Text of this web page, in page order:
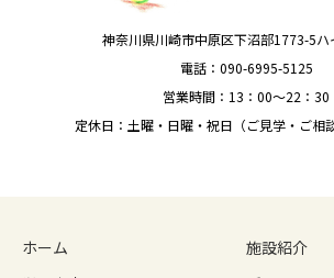
神奈川県川崎市中原区下沼部1773-5ハ
電話：090-6995-5125
営業時間：13：00～22：30
定休日：土曜・日曜・祝日（ご見学・ご相
ホーム
施設紹介